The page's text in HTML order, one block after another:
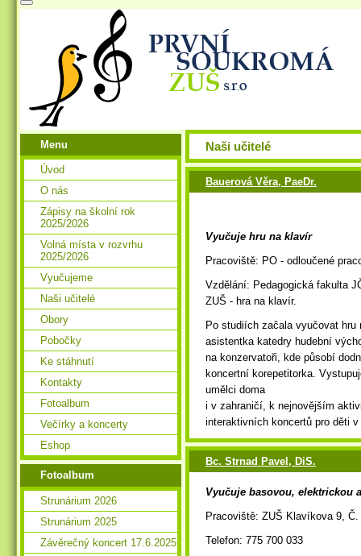
Naši učitelé
Bauerová Věra, PaeDr.
Vyučuje hru na klavír
Pracoviště: PO - odloučené
Vzdělání: Pedagogická fakulta
ZUŠ - hra na klavír.
Po studiích začala vyučovat hru
asistentka katedry hudební
na konzervatoři, kde působí
koncertní korepetitorka.
umělci doma
i v zahraničí, k nejnovějším
interaktivních koncertů pro děti
Bc. Strnad Pavel, DiS.
Vyučuje basovou, elektrickou
Pracoviště: ZUŠ Klavíkova 9,
Telefon: 775 700 033
Menu
Úvod
O nás
Zápisy na školní rok
2025/2026
Volná místa v rozvrhu
2025/2026
Vyučujeme
Naši učitelé
Obory
Pobočky
Ke stáhnutí
Kontakty
Fotoalbum
Večírky a koncerty
Eshop
Fotoalbum
Strunárium 2026
Strunárium 2025
Závěrečný koncert 17.6.2025